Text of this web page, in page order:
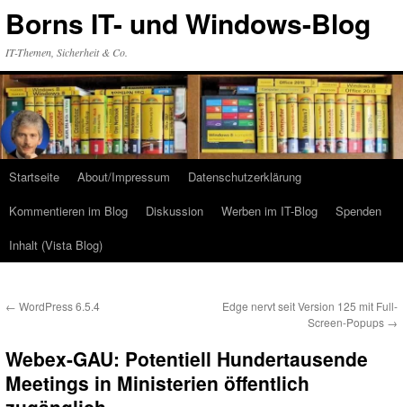
Inhalt
Borns IT- und Windows-Blog
IT-Themen, Sicherheit & Co.
Startseite About/Impressum
Datenschutzerklärung
Kommentieren im Blog
Diskussion Werben im IT-Blog
Spenden
Inhalt (Vista Blog)
← WordPress 6.5.4
Edge nervt seit Version 125 mit Full-
Screen-Popups →
Webex-GAU: Potentiell Hundertausende
Meetings in Ministerien öffentlich